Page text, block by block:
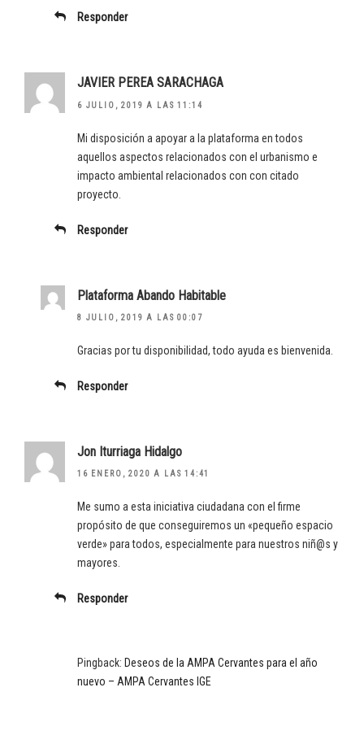
Responder
JAVIER PEREA SARACHAGA
6 JULIO, 2019 A LAS 11:14
Mi disposición a apoyar a la plataforma en todos
aquellos aspectos relacionados con el urbanismo e
impacto ambiental relacionados con con citado
proyecto.
Responder
Plataforma Abando Habitable
8 JULIO, 2019 A LAS 00:07
Gracias por tu disponibilidad, todo ayuda es bienvenida.
Responder
Jon Iturriaga Hidalgo
16 ENERO, 2020 A LAS 14:41
Me sumo a esta iniciativa ciudadana con el firme
propósito de que conseguiremos un «pequeño espacio
verde» para todos, especialmente para nuestros niñ@s y
mayores.
Responder
Pingback: Deseos de la AMPA Cervantes para el año
nuevo – AMPA Cervantes IGE